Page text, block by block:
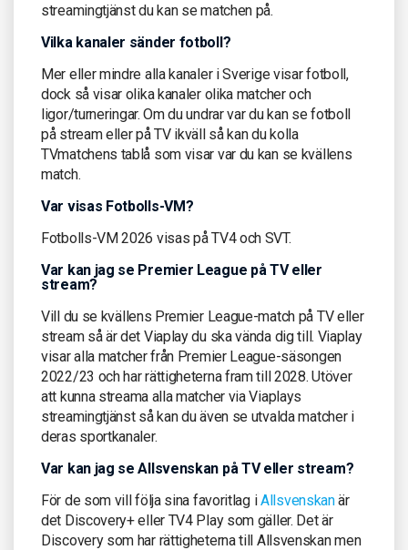
streamingtjänst du kan se matchen på.
Vilka kanaler sänder fotboll?
Mer eller mindre alla kanaler i Sverige visar fotboll,
dock så visar olika kanaler olika matcher och
ligor/turneringar. Om du undrar var du kan se fotboll
på stream eller på TV ikväll så kan du kolla
TVmatchens tablå som visar var du kan se kvällens
match.
Var visas Fotbolls-VM?
Fotbolls-VM 2026 visas på TV4 och SVT.
Var kan jag se Premier League på TV eller
stream?
Vill du se kvällens Premier League-match på TV eller
stream så är det Viaplay du ska vända dig till. Viaplay
visar alla matcher från Premier League-säsongen
2022/23 och har rättigheterna fram till 2028. Utöver
att kunna streama alla matcher via Viaplays
streamingtjänst så kan du även se utvalda matcher i
deras sportkanaler.
Var kan jag se Allsvenskan på TV eller stream?
För de som vill följa sina favoritlag iAllsvenskanär
det Discovery+ eller TV4 Play som gäller. Det är
Discovery som har rättigheterna till Allsvenskan men